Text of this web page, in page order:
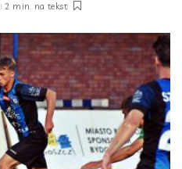
2 min. na tekst